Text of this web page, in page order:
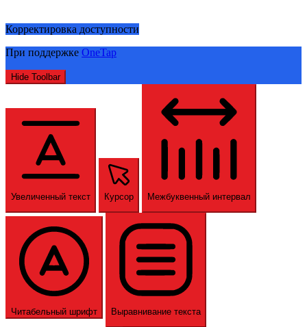
Корректировка доступности
При поддержке OneTap
Hide Toolbar
Увеличенный текст Курсор Межбуквенный интервал
Читабельный шрифт Выравнивание текста